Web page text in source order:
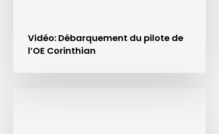
Vidéo: Débarquement du pilote de
l’OE Corinthian